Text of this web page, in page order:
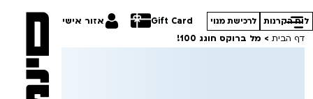
Gift Card אזור אישי לוח הקרנות לרכישת מנוי
דף הבית > מל ברוקס חוגג 100!